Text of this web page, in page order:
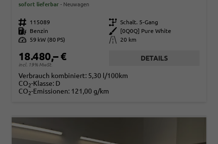
sofort lieferbar Neuwagen
Fahrzeugnr. 115089 Getriebe Schalt. 5-Gang
Kraftstoff
Benzin Außenfarbe
[0Q0Q] Pure White
Leistung
59 kW (80 PS) Kilometerstand 20 km
18.480,– €
incl. 19% MwSt.
DETAILS
Verbrauch kombiniert: 5,30 l/100km
CO2-Klasse: D
CO2-Emissionen: 121,00 g/km